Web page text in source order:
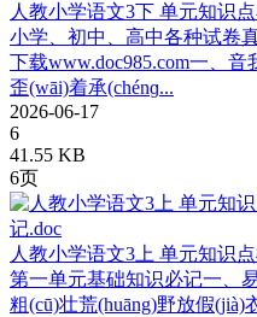
人教小学语文3下 单元知识
小学、初中、高中各种试卷
下载www.doc985.com一、
歪(wāi)着承(chénɡ...
2026-06-17
6
41.55 KB
6页
人教小学语文3上 单元知识
第一单元基础知识必记一、
粗(cū)壮荒(huāng)野放假(jià)